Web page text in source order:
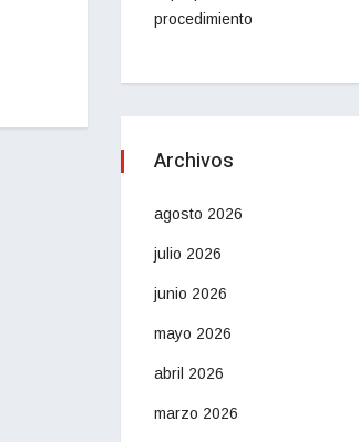
procedimiento
Archivos
agosto 2026
julio 2026
junio 2026
mayo 2026
abril 2026
marzo 2026